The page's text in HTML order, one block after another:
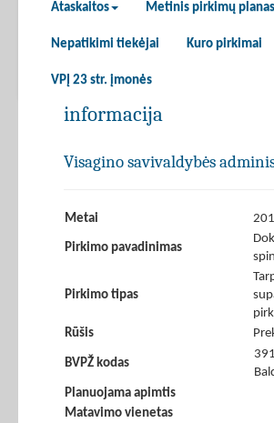
Ataskaitos Metinis pirkimų planas
Nepatikimi tiekėjai Kuro pirkimai
VPĮ 23 str. įmonės
informacija
Visagino savivaldybės
Metai
Pirkimo pavadinimas
Pirkimo tipas
Rūšis
BVPŽ kodas
Planuojama apimtis
Matavimo vienetas